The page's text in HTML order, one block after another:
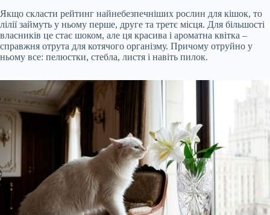
Якщо скласти рейтинг найнебезпечніших рослин для кішок, то
лілії займуть у ньому перше, друге та третє місця. Для більшості
власників це стає шоком, але ця красива і ароматна квітка –
справжня отрута для котячого організму. Причому отруйно у
ньому все: пелюстки, стебла, листя і навіть пилок.